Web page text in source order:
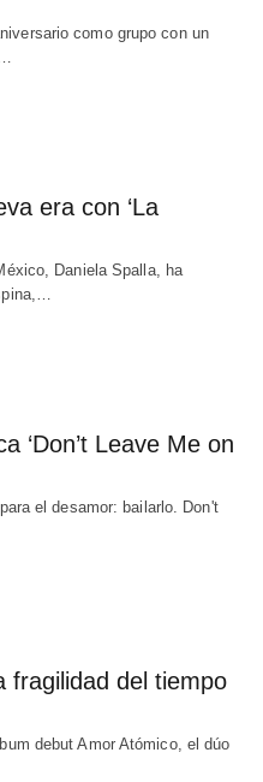
como grupo con un
era con ‘La
Daniela Spalla, ha
‘Don’t Leave Me on
el desamor: bailarlo. Don't
fragilidad del tiempo
debut Amor Atómico, el dúo